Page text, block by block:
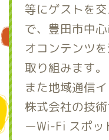
等にゲストを
で、豊田市中
オコンテンツ
取り組みます。
また地域通信
株式会社の技
ーWi-Fi スポッ